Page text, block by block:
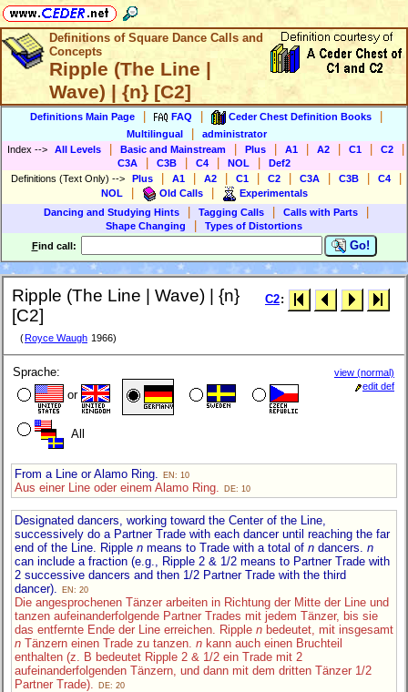
Definitions of Square Dance Calls and
Concepts
Ripple (The Line |
Wave) | {n} [C2]
Definitions Main Page FAQ Ceder Chest Definition Books
Multilingual
administrator
Index --> All Levels Basic and Mainstream Plus A1 A2 C1 C2
C3A C3B C4 NOL
Def2
Definitions (Text Only) --> Plus A1 A2 C1 C2 C3A C3B C4
NOL Old Calls
Experimentals
Dancing and Studying Hints
Tagging Calls Calls with Parts
Shape Changing
Types of Distortions
Find call: Go!
Ripple (The Line | Wave) | {n}
[C2]
( Royce Waugh 1966)
C2:
Sprache:
or
All
view (normal)
edit def
From a Line or Alamo Ring. EN: 10
Aus einer Line oder einem Alamo Ring. DE: 10
Designated dancers, working toward the Center of the Line,
successively do a Partner Trade with each dancer until reaching the far
end of the Line. Ripple n means to Trade with a total of n dancers. n
can include a fraction (e.g., Ripple 2 & 1/2 means to Partner Trade with
2 successive dancers and then 1/2 Partner Trade with the third
dancer).
EN: 20
Die angesprochenen Tänzer arbeiten in Richtung der Mitte der Line und
tanzen aufeinanderfolgende Partner Trades mit jedem Tänzer, bis sie
das entfernte Ende der Line erreichen. Ripple n bedeutet, mit insgesamt
n Tänzern einen Trade zu tanzen. n kann auch einen Bruchteil
enthalten (z. B bedeutet Ripple 2 & 1/2 ein Trade mit 2
aufeinanderfolgenden Tänzern, und dann mit dem dritten Tänzer 1/2
Partner Trade).
DE: 20